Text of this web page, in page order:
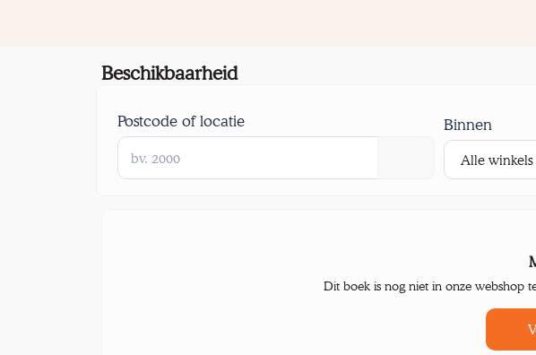
Beschikbaarheid
Postcode of locatie Binnen
Dit boek is nog niet in onze webshop